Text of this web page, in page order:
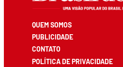
QUEM SOMOS
PUBLICIDADE
CONTATO
POLÍTICA DE PRIVACIDADE